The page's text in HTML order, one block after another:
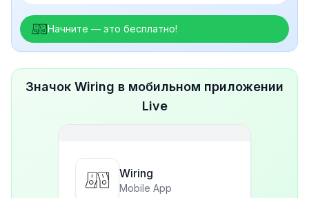
Начните — это бесплатно!
Значок Wiring в мобильном приложении
Live
Wiring
Mobile App